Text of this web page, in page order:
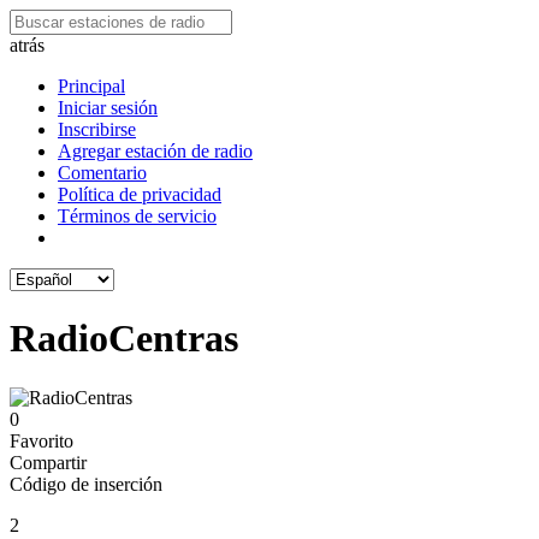
atrás
Principal
Iniciar sesión
Inscribirse
Agregar estación de radio
Comentario
Política de privacidad
Términos de servicio
RadioCentras
0
Favorito
Compartir
Código de inserción
2